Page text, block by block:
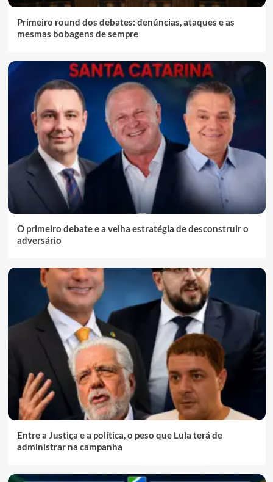
Primeiro round dos debates: denúncias, ataques e as
mesmas bobagens de sempre
O primeiro debate e a velha estratégia de desconstruir o
adversário
Entre a Justiça e a política, o peso que Lula terá de
administrar na campanha